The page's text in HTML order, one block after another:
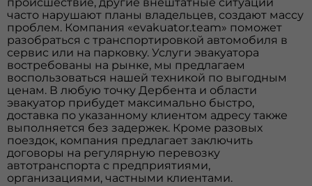
часто нарушают планы владельцев, создают массу
проблем. Компания «evakuator.team» поможет
разобраться с транспортировкой автомобиля в
сервис или на парковку. Услуги эвакуатора
востребованы на рынке, мы предлагаем
воспользоваться нашей техникой по выгодным
ценам. В любую точку Дербента и области
эвакуатор прибудет максимально быстро,
доставка по указанному клиентом адресу также
выполняется без задержек. Кроме разовых
поездок, компания предлагает заключить
договоры на регулярную перевозку
автотранспорта с предприятиями,
организациями, частными клиентами.